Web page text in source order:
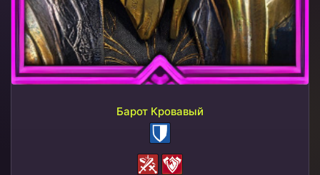
Барот Кровавый